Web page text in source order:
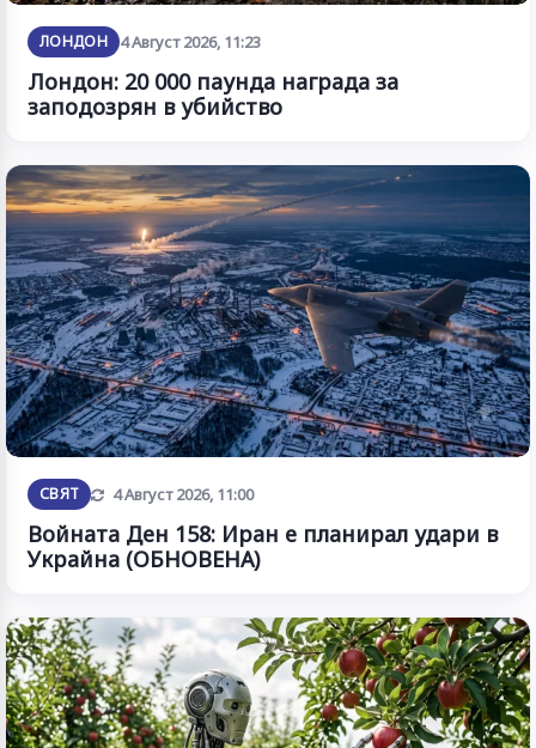
ЛОНДОН 4 Август 2026, 11:23
Лондон: 20 000 паунда награда за
заподозрян в убийство
СВЯТ Обновена
4 Август 2026, 11:00
Войната Ден 158: Иран е планирал удари в
Украйна (ОБНОВЕНА)